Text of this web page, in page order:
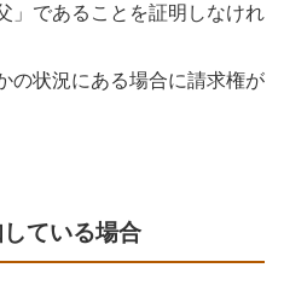
」であることを証明しなけれ
の状況にある場合に請求権が
ている場合